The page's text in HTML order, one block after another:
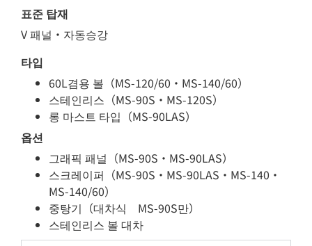
표준 탑재
V 패널・자동승강
타입
60L겸용 볼 （MS-120/60・MS-140/60）
스테인리스（MS-90S・MS-120S）
롱 마스트 타입（MS-90LAS）
옵션
그래픽 패널（MS-90S・MS-90LAS）
스크레이퍼（MS-90S・MS-90LAS・MS-140・
MS-140/60）
중탕기（대차식 MS-90S만）
스테인리스 볼 대차